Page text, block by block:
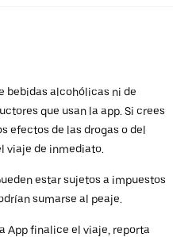
bebidas alcohólicas ni de
que usan la app. Si crees
efectos de las drogas o del
viaje de inmediato.
estar sujetos a impuestos
sumarse al peaje.
App finalice el viaje, reporta